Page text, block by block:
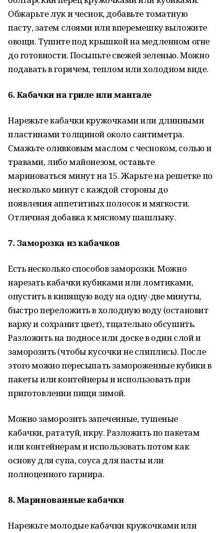
Обжарьте лук и чеснок, добавьте томатную
пасту, затем слоями или вперемешку выложите
овощи. Тушите под крышкой на медленном огне
до готовности. Посыпьте свежей зеленью. Можно
подавать в горячем, теплом или холодном виде.
6. Кабачки на гриле или мангале
Нарежьте кабачки кружочками или длинными
пластинами толщиной около сантиметра.
Смажьте оливковым маслом с чесноком, солью и
травами, либо майонезом, оставьте
мариноваться минут на 15. Жарьте на решетке по
несколько минут с каждой стороны до
появления аппетитных полосок и мягкости.
Отличная добавка к мясному шашлыку.
7. Заморозка из кабачков
Есть несколько способов заморозки. Можно
нарезать кабачки кубиками или ломтиками,
опустить в кипящую воду на одну-две минуты,
быстро переложить в холодную воду (остановит
варку и сохранит цвет), тщательно обсушить.
Разложить на подносе или доске в один слой и
заморозить (чтобы кусочки не слиплись). После
этого можно пересыпать замороженные кубики в
пакеты или контейнеры и использовать при
приготовлении пищи зимой.
Можно заморозить запеченные, тушеные
кабачки, рататуй, икру. Разложить по пакетам
или контейнерам и использовать потом как
основу для супа, соуса для пасты или
полноценного гарнира.
8. Маринованные кабачки
Нарежьте молодые кабачки кружочками или